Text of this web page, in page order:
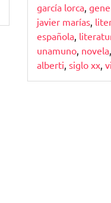
garcía lorca,
javier marías,
española,
unamuno, novela,
alberti, siglo xx,